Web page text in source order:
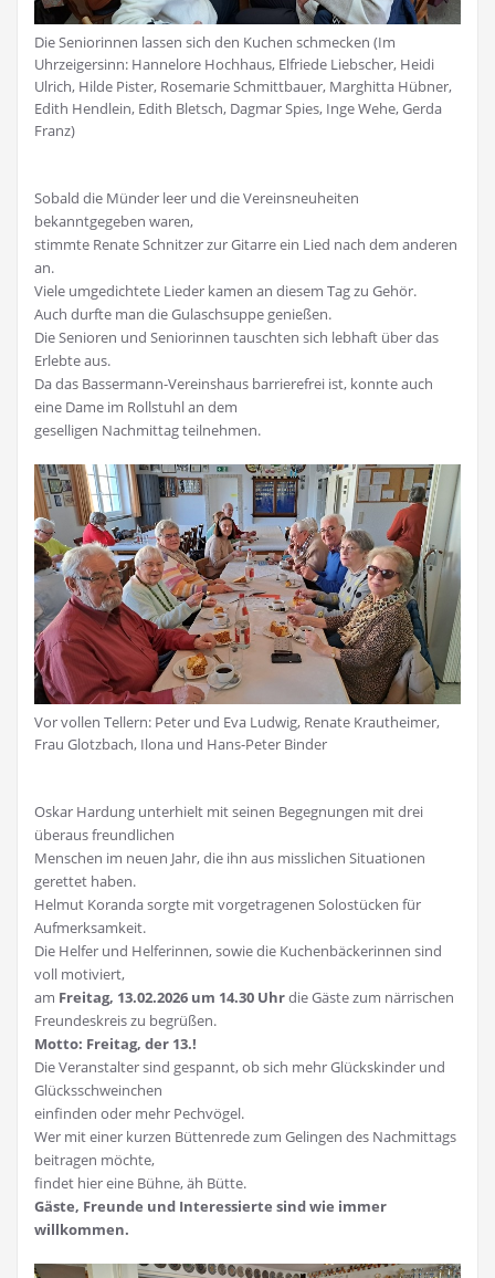
Die Seniorinnen lassen sich den Kuchen schmecken (Im
Uhrzeigersinn: Hannelore Hochhaus, Elfriede Liebscher, Heidi
Ulrich, Hilde Pister, Rosemarie Schmittbauer, Marghitta Hübner,
Edith Hendlein, Edith Bletsch, Dagmar Spies, Inge Wehe, Gerda
Franz)
Sobald die Münder leer und die Vereinsneuheiten
bekanntgegeben waren,
stimmte Renate Schnitzer zur Gitarre ein Lied nach dem anderen
an.
Viele umgedichtete Lieder kamen an diesem Tag zu Gehör.
Auch durfte man die Gulaschsuppe genießen.
Die Senioren und Seniorinnen tauschten sich lebhaft über das
Erlebte aus.
Da das Bassermann-Vereinshaus barrierefrei ist, konnte auch
eine Dame im Rollstuhl an dem
geselligen Nachmittag teilnehmen.
Vor vollen Tellern: Peter und Eva Ludwig, Renate Krautheimer,
Frau Glotzbach, Ilona und Hans-Peter Binder
Oskar Hardung unterhielt mit seinen Begegnungen mit drei
überaus freundlichen
Menschen im neuen Jahr, die ihn aus misslichen Situationen
gerettet haben.
Helmut Koranda sorgte mit vorgetragenen Solostücken für
Aufmerksamkeit.
Die Helfer und Helferinnen, sowie die Kuchenbäckerinnen sind
voll motiviert,
am Freitag, 13.02.2026 um 14.30 Uhrdie Gäste zum närrischen
Freundeskreis zu begrüßen.
Motto: Freitag, der 13.!
Die Veranstalter sind gespannt, ob sich mehr Glückskinder und
Glücksschweinchen
einfinden oder mehr Pechvögel.
Wer mit einer kurzen Büttenrede zum Gelingen des Nachmittags
beitragen möchte,
findet hier eine Bühne, äh Bütte.
Gäste, Freunde und Interessierte sind wie immer
willkommen.